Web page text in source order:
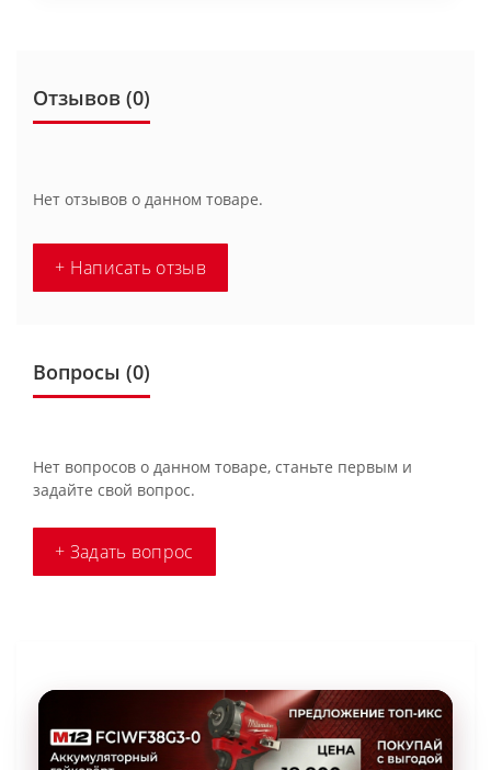
Отзывов (0)
Нет отзывов о данном товаре.
+ Написать отзыв
Вопросы (0)
Нет вопросов о данном товаре, станьте первым и
задайте свой вопрос.
+ Задать вопрос